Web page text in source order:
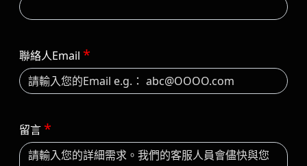
聯絡人Email *
留言 *